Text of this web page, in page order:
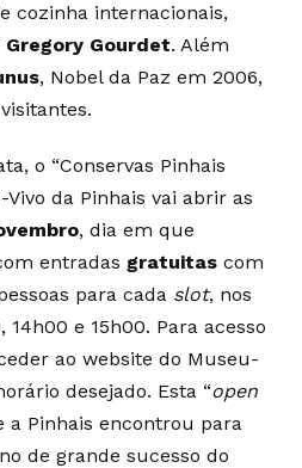
cozinha internacionais,
Gregory Gourdet. Além
, Nobel da Paz em 2006,
o “Conservas Pinhais
Vivo da Pinhais vai abrir as
, dia em que
entradas gratuitas com
para cada slot, nos
14h00 e 15h00. Para acesso
ao website do Museu-
desejado. Esta “open
a Pinhais encontrou para
de grande sucesso do